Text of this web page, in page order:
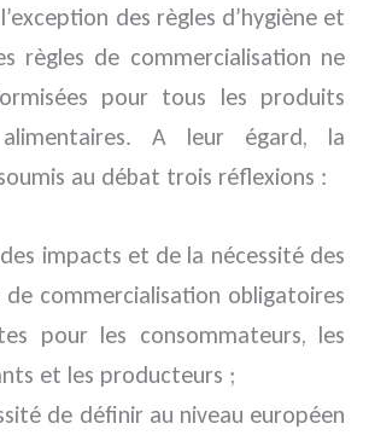
des règles d’hygiène et
règles de commercialisation ne
pour tous les produits
A leur égard, la
au débat trois réflexions :
impacts et de la nécessité des
de commercialisation obligatoires
pour les consommateurs, les
et les producteurs ;
de définir au niveau européen